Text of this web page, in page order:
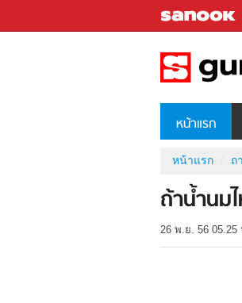
หน้าแรก
หน้าแรก ถ
ถ้าน้ำนม
26 พ.ย. 56 05.25